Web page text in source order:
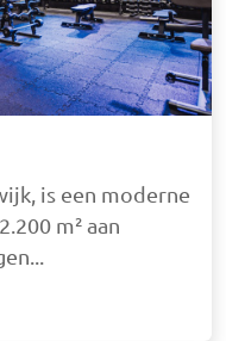
is een moderne
m² aan